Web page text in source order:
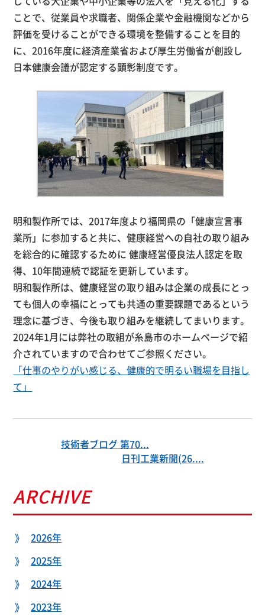
ことで、従業員や求職者、関係企業や金融機関などから
評価を受けることができる環境を整備することを目的
に、2016年度に経済産業省および厚生労働省が創設し
日本健康会議が認定する顕彰制度です。
明和製作所では、2017年度より福岡県の「健康宣言事
業所」に参加すると共に、健康経営への自社の取り組み
を総合的に確認するために 健康経営優良法人認定を取
得、10年間連続で認証を更新しています。
明和製作所は、健康経営の取り組みは企業の成長にとっ
ても個人の幸福にとっても共通の重要課題であるという
理念に基づき、今後も取り組みを継続してまいります。
2024年1月には弊社の取組が糸島市のホームページで紹
介されていますので合わせてご参照ください。
「仕事のやりがい感じる、健康的で明るい職場を目指し
て」
技術者ブログ 第70...
日刊工業新聞(26....
ARCHIVE
2026年
2025年
2024年
2023年